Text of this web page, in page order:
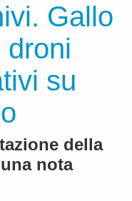
Gallo
droni
su
della
nota